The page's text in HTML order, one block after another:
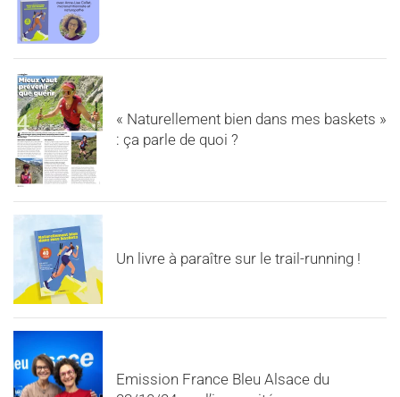
« Naturellement bien dans mes baskets »
: ça parle de quoi ?
Un livre à paraître sur le trail-running !
Emission France Bleu Alsace du